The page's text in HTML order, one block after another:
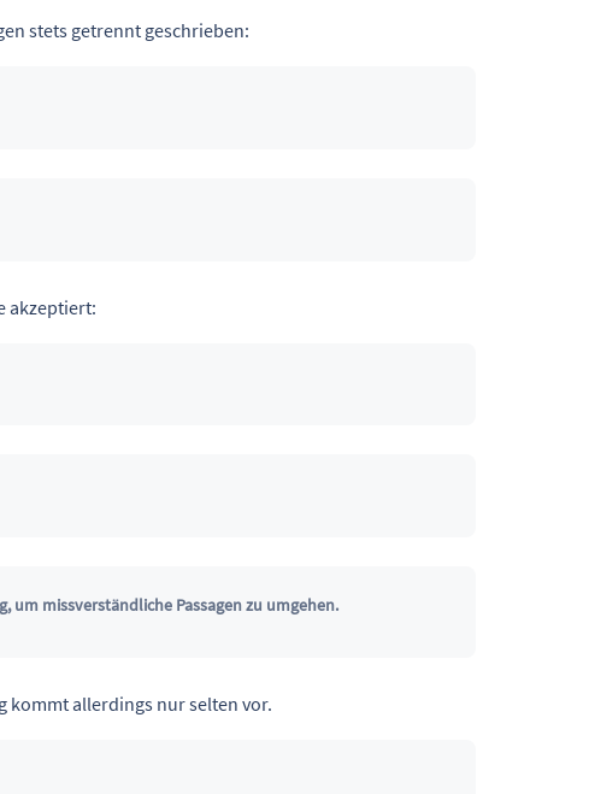
stets getrennt geschrieben:
akzeptiert:
um missverständliche Passagen zu umgehen.
kommt allerdings nur selten vor.